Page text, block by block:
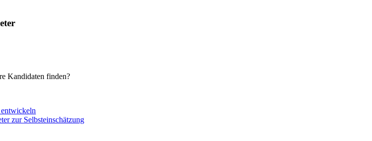
Kandidaten finden?
zur Selbsteinschätzung